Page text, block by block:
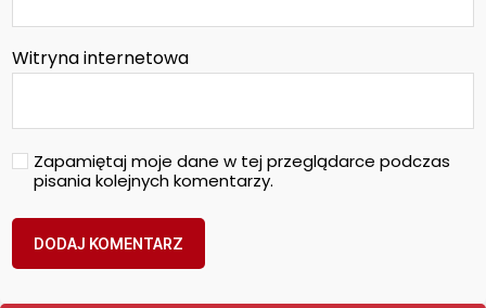
Witryna internetowa
Zapamiętaj moje dane w tej przeglądarce podczas
pisania kolejnych komentarzy.